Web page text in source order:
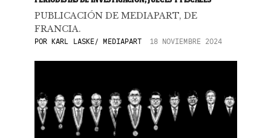
PUBLICACIÓN DE MEDIAPART, DE
FRANCIA.
PORKARL LASKE/ MEDIAPART 18 NOVIEMBRE 2024